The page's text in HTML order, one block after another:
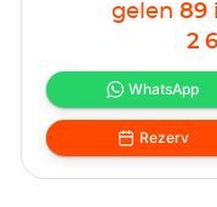
gelen 89
2
WhatsApp
Rezerv